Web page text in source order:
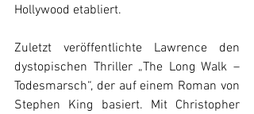
Hollywood etabliert.
Zuletzt veröffentlichte Lawrence den
dystopischen Thriller „The Long Walk –
Todesmarsch“, der auf einem Roman von
Stephen King basiert. Mit Christopher